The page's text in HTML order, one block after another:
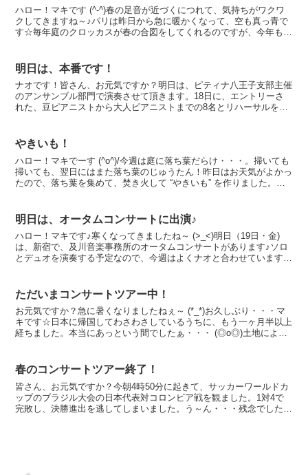
ハロー！マキです (^-^)春の足音が近づくにつれて、気持ちがワクワ
クしてきますね～♪パリは昨日から急に暖かくなって、空も真っ青で
す☆毎年庭のクロッカスが春の合図をしてくれるのですが、今年も元
明日は、本番です！
ナオです！皆さん、お元気ですか？明日は、ピティナ八王子支部主催
のアンサンブル部門で演奏させて頂きます。18日に、エントリーさ
れた、豆ピアニストから大人ピアニストまでの8名とリハーサルをし
やきいも！
ハロー！マキでーす (^o^)/今週は庭に落ち葉だらけ・・・。掃いても
掃いても、翌日にはまた落ち葉のじゅうたん！昨日はお天気がよかっ
たので、落ち葉を集めて、焚き火して “やきいも” を作りました。写
明日は、オータムコンサートに出演♪
ハロー！マキです♪寒くなってきましたね～ (>_<)明日（19日・金)
は、新宿で、及川音楽事務所のオータムコンサートがあります♪ソロ
とデュオを演奏する予定なので、今週はよくナオと合わせています
ただいまコンサートツアー中！
お元気ですか？急に暑くなりましたねぇ～ (*_*)お久しぶり・・・マ
キです☆日本に帰国してわさわさしているうちに、もう一ヶ月半以上
経ちました。本当にあっという間でしたぁ・・・ (◎o◎)土地によっ
春のコンサートツアー終了！
皆さん、お元気ですか？今朝4時50分に起きて、サッカーワールドカ
ップのブラジル大会の日本代表対コロンビア戦を観ました。1対4で
完敗し、決勝進出を逃してしまいました。う～ん・・・残念でした